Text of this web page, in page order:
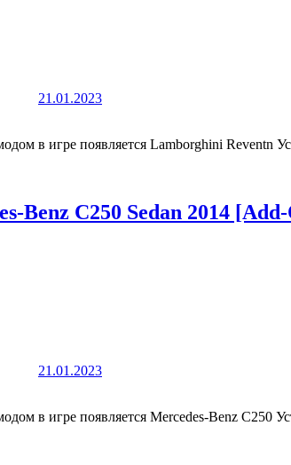
21.01.2023
в игре появляется Lamborghini Reventn
Benz C250 Sedan 2014
21.01.2023
в игре появляется Mercedes-Benz C250